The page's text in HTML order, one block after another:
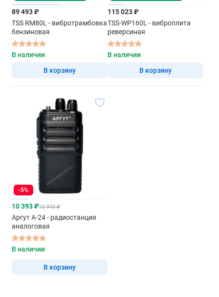
89 493 ₽
TSS RM80L - вибротрамбовка
бензиновая
В наличии
В корзину
115 023 ₽
TSS-WP160L - виброплита
реверсиная
В наличии
В корзину
-5%
10 393 ₽10 940 ₽
Аргут А-24 - радиостанция
аналоговая
В наличии
В корзину